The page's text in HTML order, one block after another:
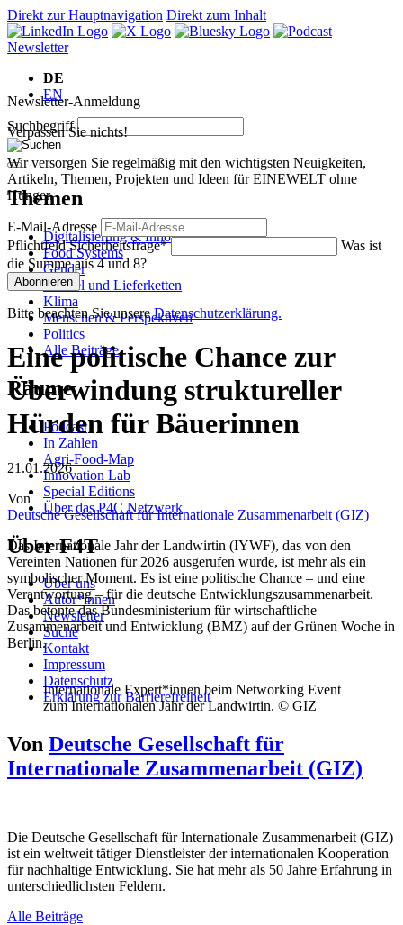
Direkt zur Hauptnavigation Direkt zum Inhalt
Newsletter
DE
EN
Suchbegriff
Themen
Digitalisierung & Innovation
Food Systems
Gender
Handel und Lieferketten
Klima
Menschen & Perspektiven
Politics
Alle Beiträge
Räume
Podcast
In Zahlen
Agri-Food-Map
Innovation Lab
Special Editions
Über das P4C Netzwerk
Über F4T
Über uns
Autor*innen
Newsletter
Suche
Kontakt
Impressum
Datenschutz
Erklärung zur Barrierefreiheit
Newsletter-Anmeldung
Verpassen Sie nichts!
Wir versorgen Sie regelmäßig mit den wichtigsten Neuigkeiten,
Artikeln, Themen, Projekten und Ideen für EINEWELT ohne
Hunger.
E-Mail-Adresse
PflichtfeldSicherheitsfrage*
Was ist
die Summe aus 4 und 8?
Abonnieren
Bitte beachten Sie unsereDatenschutzerklärung.
Eine politische Chance zur
Überwindung struktureller
Hürden für Bäuerinnen
21.01.2026
Von
Deutsche Gesellschaft für Internationale Zusammenarbeit (GIZ)
Das Internationale Jahr der Landwirtin (IYWF), das von den
Vereinten Nationen für 2026 ausgerufen wurde, ist mehr als ein
symbolischer Moment. Es ist eine politische Chance – und eine
Verantwortung – für die deutsche Entwicklungszusammenarbeit.
Das betonte das Bundesministerium für wirtschaftliche
Zusammenarbeit und Entwicklung (BMZ) auf der Grünen Woche in
Berlin.
Internationale Expert*innen beim Networking Event
zum Internationalen Jahr der Landwirtin. © GIZ
Von Deutsche Gesellschaft für
Internationale Zusammenarbeit (GIZ)
Die Deutsche Gesellschaft für Internationale Zusammenarbeit (GIZ)
ist ein weltweit tätiger Dienstleister der internationalen Kooperation
für nachhaltige Entwicklung. Sie hat mehr als 50 Jahre Erfahrung in
unterschiedlichsten Feldern.
Alle Beiträge